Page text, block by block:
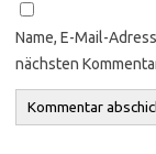
Name, E-Mail-
nächsten